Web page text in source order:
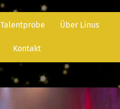
Talentprobe Über Linus
Kontakt